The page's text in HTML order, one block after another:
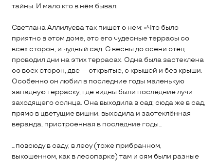
тайны. И мало кто в нём бывал.
Светлана Аллилуева так пишет о нем: «Что было
приятно в этом доме, это его чудесные террасы со
всех сторон, и чудный сад. С весны до осени отец
проводил дни на этих террасах. Одна была застеклена
со всех сторон, две — открытые, с крышей и без крыши.
Особенно он любил в последние годы маленькую
западную терраску, где видны были последние лучи
заходящего солнца. Она выходила в сад; сюда же в сад,
прямо в цветущие вишни, выходила и застеклённая
веранда, пристроенная в последние годы...
...повсюду в саду, в лесу (тоже прибранном,
выкошенном, как в лесопарке) там и сям были разные